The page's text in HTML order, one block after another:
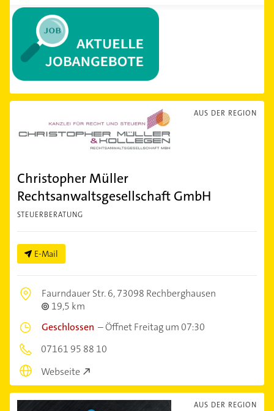
AUS DER REGION
Christopher Müller
Rechtsanwaltsgesellschaft GmbH
STEUERBERATUNG
E-Mail
Faurndauer Str. 6,73098 Rechberghausen
19,5 km
Geschlossen –Öffnet Freitag um 07:30
07161 95 88 10
Webseite
AUS DER REGION